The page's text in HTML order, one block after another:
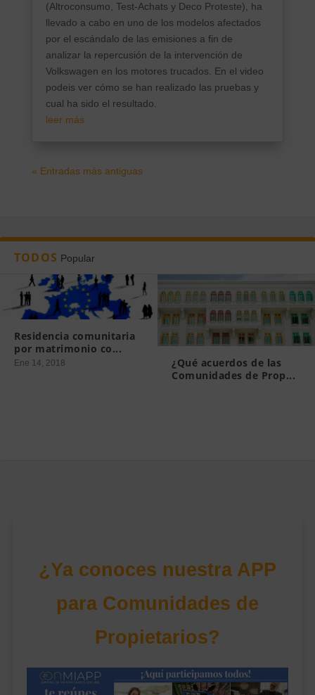
(Altroconsumo, Test-Achats y Deco Proteste), ha
llevado a cabo en uno de los modelos afectados
por el escándalo de las emisiones a fin de
analizar la repercusión de la intervención de
Volkswagen en los motores trucados. En el video
podeis ver cómo se han realizado las pruebas y
cual ha sido el resultado.
leer más
« Entradas más antiguas
TODOS Popular
Residencia comunitaria
por matrimonio co...
Ene 14, 2018
¿Qué acuerdos de las
Comunidades de Prop...
¿Ya conoces nuestra APP
para Comunidades de
Propietarios?